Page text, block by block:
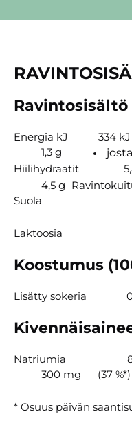
Ravintosisältö
Energia kJ 334 kJ
1,3 g
Hiilihydraatit
4,5 g
Suola
Laktoosia
Koostumus
Lisätty sokeria
Natriumia
300 mg
(37 %*)
* Osuus päivän